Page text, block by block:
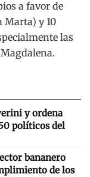
a favor de
Marta) y 10
las
y ordena
políticos del
bananero
de los